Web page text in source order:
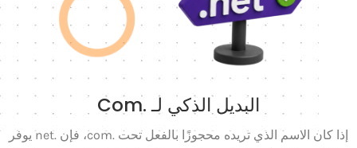
البديل الذكي لـ .com
إذا كان الاسم الذي تريده محجوزًا بالفعل تحت .com، فإن .net يوفر